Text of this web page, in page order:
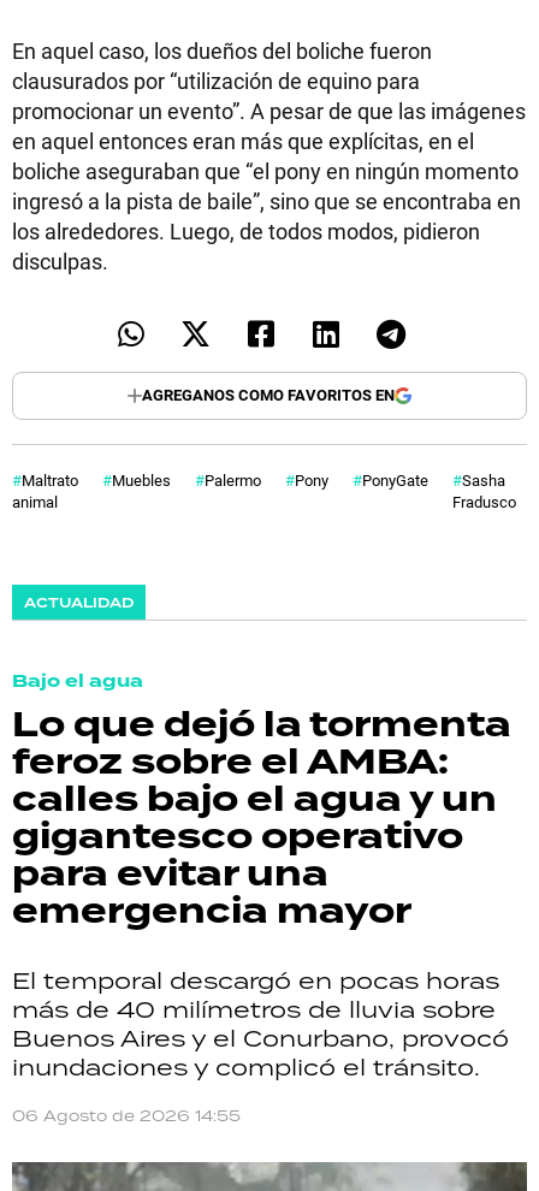
En aquel caso, los dueños del boliche fueron
clausurados por “utilización de equino para
promocionar un evento”. A pesar de que las imágenes
en aquel entonces eran más que explícitas, en el
boliche aseguraban que “el pony en ningún momento
ingresó a la pista de baile”, sino que se encontraba en
los alrededores. Luego, de todos modos, pidieron
disculpas.
AGREGANOS COMO FAVORITOS EN
Maltrato
animal
Muebles Palermo Pony PonyGate
Sasha
Fradusco
ACTUALIDAD
Bajo el agua
Lo que dejó la tormenta
feroz sobre el AMBA:
calles bajo el agua y un
gigantesco operativo
para evitar una
emergencia mayor
El temporal descargó en pocas horas
más de 40 milímetros de lluvia sobre
Buenos Aires y el Conurbano, provocó
inundaciones y complicó el tránsito.
06 Agosto de 2026 14:55